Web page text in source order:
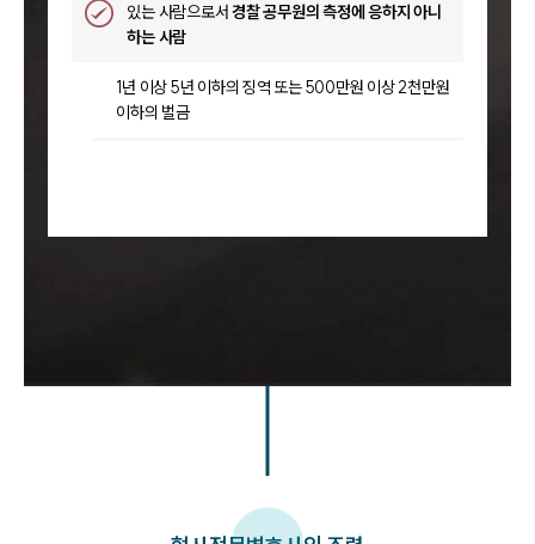
대륜의 강점
있는 사람으로서경찰 공무원의 측정에 응하지 아니
하는 사람
1년 이상 5년 이하의 징역 또는 500만원 이상 2천만원
이하의 벌금